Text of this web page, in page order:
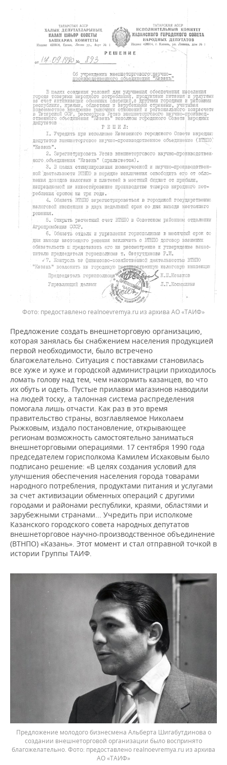
предоставлено realnoevremya.ru из архива АО «ТАИФ»
Предложение создать внешнеторговую организацию,
которая занялась бы снабжением населения продукцией
первой необходимости, было встречено
благожелательно. Ситуация с поставками становилась
все хуже и хуже и городской администрации приходилось
ломать голову над тем, чем накормить казанцев, во что
их обуть и одеть. Пустые прилавки магазинов наводили
на людей тоску, а талонная система распределения
помогала лишь отчасти. Как раз в это время
правительство страны, возглавляемое Николаем
Рыжковым, издало постановление, открывающее
регионам возможность самостоятельно заниматься
внешнеторговыми операциями. 17 сентября 1990 года
председателем горисполкома Камилем Исхаковым было
подписано решение: «В целях создания условий для
улучшения обеспечения населения города товарами
народного потребления, продуктами питания и услугами
за счет активизации обменных операций с другими
городами и районами республики, краями, областями и
зарубежными странами... Учредить при исполкоме
Казанского городского совета народных депутатов
внешнеторговое научно-производственное объединение
(ВТНПО) «Казань». Этот момент и стал отправной точкой в
истории Группы ТАИФ.
Предложение молодого бизнесмена Альберта Шигабутдинова о
создании внешнеторговой организации было воспринято
благожелательно.
предоставлено realnoevremya.ru из архива
АО «ТАИФ»